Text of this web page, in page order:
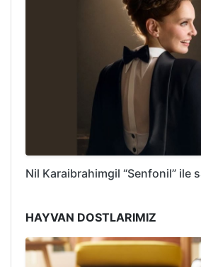
Nil Karaibrahimgil “Senfonil” ile
HAYVAN DOSTLARIMIZ